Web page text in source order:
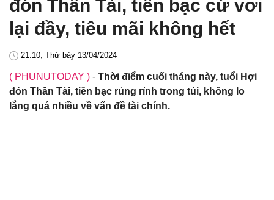
đón Thần Tài, tiền bạc cứ vơi
lại đầy, tiêu mãi không hết
21:10, Thứ bảy 13/04/2024
( PHUNUTODAY ) - Thời điểm cuối tháng này, tuổi Hợi
đón Thần Tài, tiền bạc rủng rỉnh trong túi, không lo
lắng quá nhiều về vấn đề tài chính.